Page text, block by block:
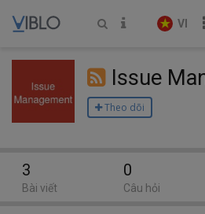
VI
Issue
Theo dõi
3
Bài viết
0
Câu hỏi